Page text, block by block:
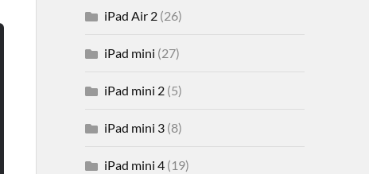
iPad Air 2(26)
iPad mini (27)
iPad mini 2(5)
iPad mini 3(8)
iPad mini 4(19)